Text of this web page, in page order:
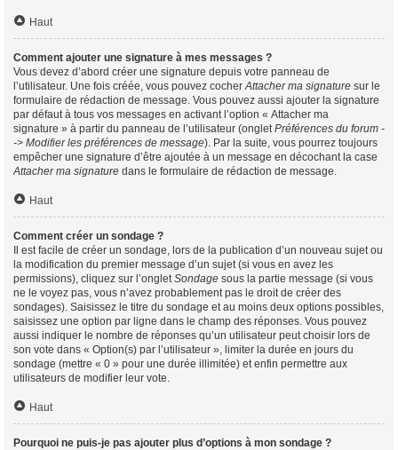
Haut
Comment ajouter une signature à mes messages ?
Vous devez d’abord créer une signature depuis votre panneau de
l’utilisateur. Une fois créée, vous pouvez cocherAttacher ma signature sur le
formulaire de rédaction de message. Vous pouvez aussi ajouter la signature
par défaut à tous vos messages en activant l’option « Attacher ma
signature » à partir du panneau de l’utilisateur (ongletPréférences du forum -
-> Modifier les préférences de message). Par la suite, vous pourrez toujours
empêcher une signature d’être ajoutée à un message en décochant la case
Attacher ma signature dans le formulaire de rédaction de message.
Haut
Comment créer un sondage ?
Il est facile de créer un sondage, lors de la publication d’un nouveau sujet ou
la modification du premier message d’un sujet (si vous en avez les
permissions), cliquez sur l’ongletSondage sous la partie message (si vous
ne le voyez pas, vous n’avez probablement pas le droit de créer des
sondages). Saisissez le titre du sondage et au moins deux options possibles,
saisissez une option par ligne dans le champ des réponses. Vous pouvez
aussi indiquer le nombre de réponses qu’un utilisateur peut choisir lors de
son vote dans « Option(s) par l’utilisateur », limiter la durée en jours du
sondage (mettre « 0 » pour une durée illimitée) et enfin permettre aux
utilisateurs de modifier leur vote.
Haut
Pourquoi ne puis-je pas ajouter plus d’options à mon sondage ?